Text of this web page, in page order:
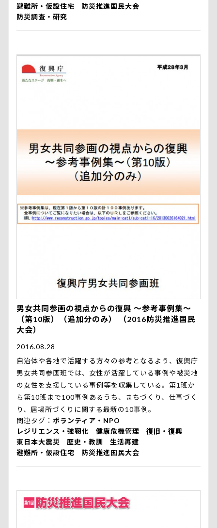
避難所・仮設住宅
防災推進国民大会
防災調査・研究
男女共同参画の視点からの復興 ～参考事例集～
（第10版）（追加分のみ） （2016防災推進国民
大会）
2016.08.28
自治体や各地で活躍する方々の参考となるよう、復興庁
男女共同参画班では、女性が活躍している事例や被災地
の女性を支援している事例等を収集している。第1班か
ら第10班まで100事例あるうち、まちづくり、仕事づく
り、居場所づくりに関する最新の10事例。
関連タグ
ボランティア・NPO
レジリエンス・強靭化
健康危機管理
復旧・復興
東日本大震災
歴史・教訓
生活再建
避難所・仮設住宅
防災推進国民大会